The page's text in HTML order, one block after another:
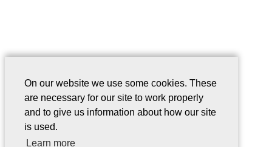
On our website we use some cookies. These
are necessary for our site to work properly
and to give us information about how our site
is used.
Learn more